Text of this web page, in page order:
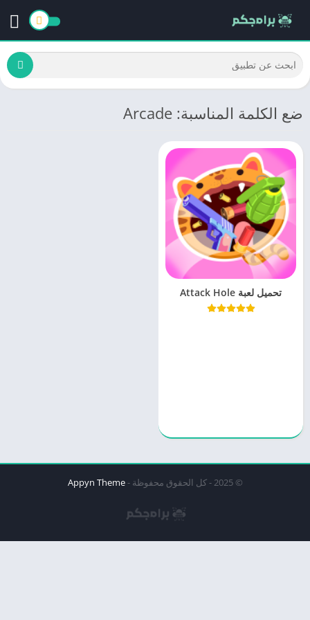
ضع الكلمة المناسبة: Arcade
تحميل لعبة Attack Hole
© 2025 - كل الحقوق محفوظة - Appyn Theme